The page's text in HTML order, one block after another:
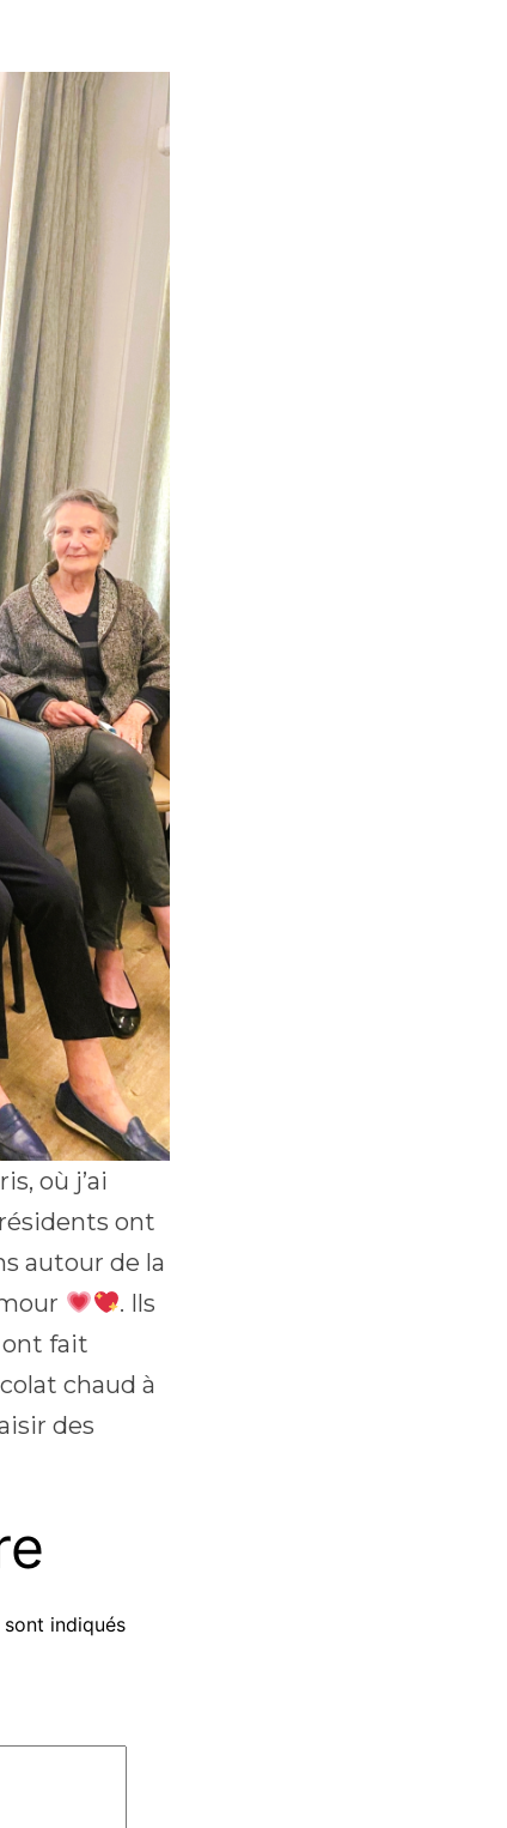
où j’ai
ont
autour de la
. Ils
ont fait
chaud à
des
indiqués